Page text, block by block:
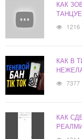
КАК
1216
КАК В
7377
КАК